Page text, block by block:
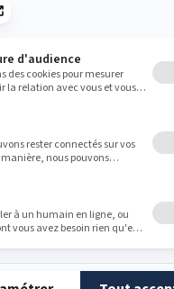
est donc un point
que pour le staff.
individuelles ?
de manière
se déroule
comment le sportif
données objectives.
une solution
pour observer les